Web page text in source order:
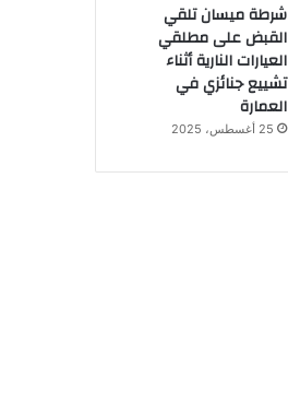
شرطة ميسان تلقي
القبض على مطلقي
العيارات النارية أثناء
تشييع جنائزي في
العمارة
25 أغسطس، 2025